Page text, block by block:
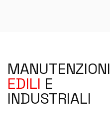
MANUTENZIONI
EDILI E
INDUSTRIALI